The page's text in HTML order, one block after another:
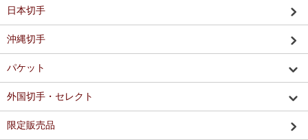
日本切手
沖縄切手
パケット
外国切手・セレクト
限定販売品